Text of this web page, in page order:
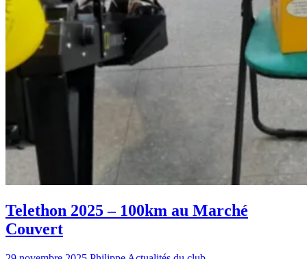
Telethon 2025 – 100km au Marché
Couvert